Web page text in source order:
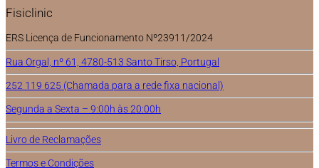
Fisiclinic
ERS Licença de Funcionamento Nº23911/2024
Rua Orgal, nº 61, 4780-513 Santo Tirso, Portugal
252 119 625 (Chamada para a rede fixa nacional)
Segunda a Sexta – 9:00h às 20:00h
Livro de Reclamações
Termos e Condições